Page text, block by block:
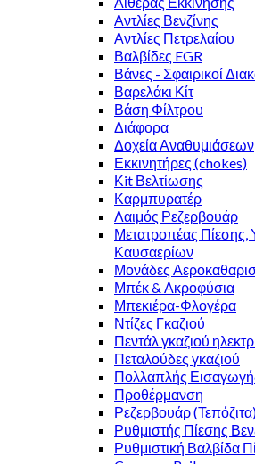
Αντλίες Βενζίνης
Αντλίες Πετρελαίου
Βαλβίδες EGR
Βάνες - Σφαιρικοί
Βαρελάκι Κίτ
Βάση Φίλτρου
Διάφορα
Δοχεία Αναθυμιάσεων
Εκκινητήρες (chokes)
Κit Βελτίωσης
Καρμπυρατέρ
Λαιμός Ρεζερβουάρ
Μετατροπέας
Καυσαερίων
Μονάδες
Μπέκ & Ακροφύσια
Μπεκιέρα-Φλογέρα
Ντίζες Γκαζιού
Πεντάλ γκαζιού
Πεταλούδες γκαζιού
Πολλαπλής
Προθέρμανση
Ρεζερβουάρ
Ρυθμιστής Πίεσης
Ρυθμιστική Βαλβίδα